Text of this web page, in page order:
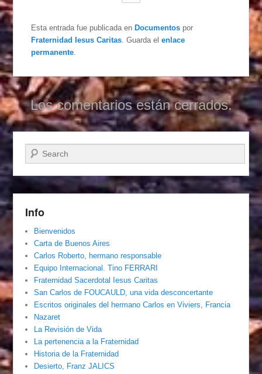
Esta entrada fue publicada en Documentos por
Fraternidad Iesus Caritas . Guarda elenlace
permanente
Los comentarios están cerrados.
Buscar
Info
Bienvenidos
Carta de Buenos Aires
Carlos Roberto, hermano responsable
Equipo Internacional. Tino FERRARI
Fraternidad Sacerdotal Iesus Caritas
San Carlos de FOUCAULD, una vida desconcertante
Escritos originales del hermano Carlos en Viviers, Francia
Nazaret
La Revisión de Vida
La pertenencia a la Fraternidad
Historia de la Fraternidad
Desierto, Franz JALICS